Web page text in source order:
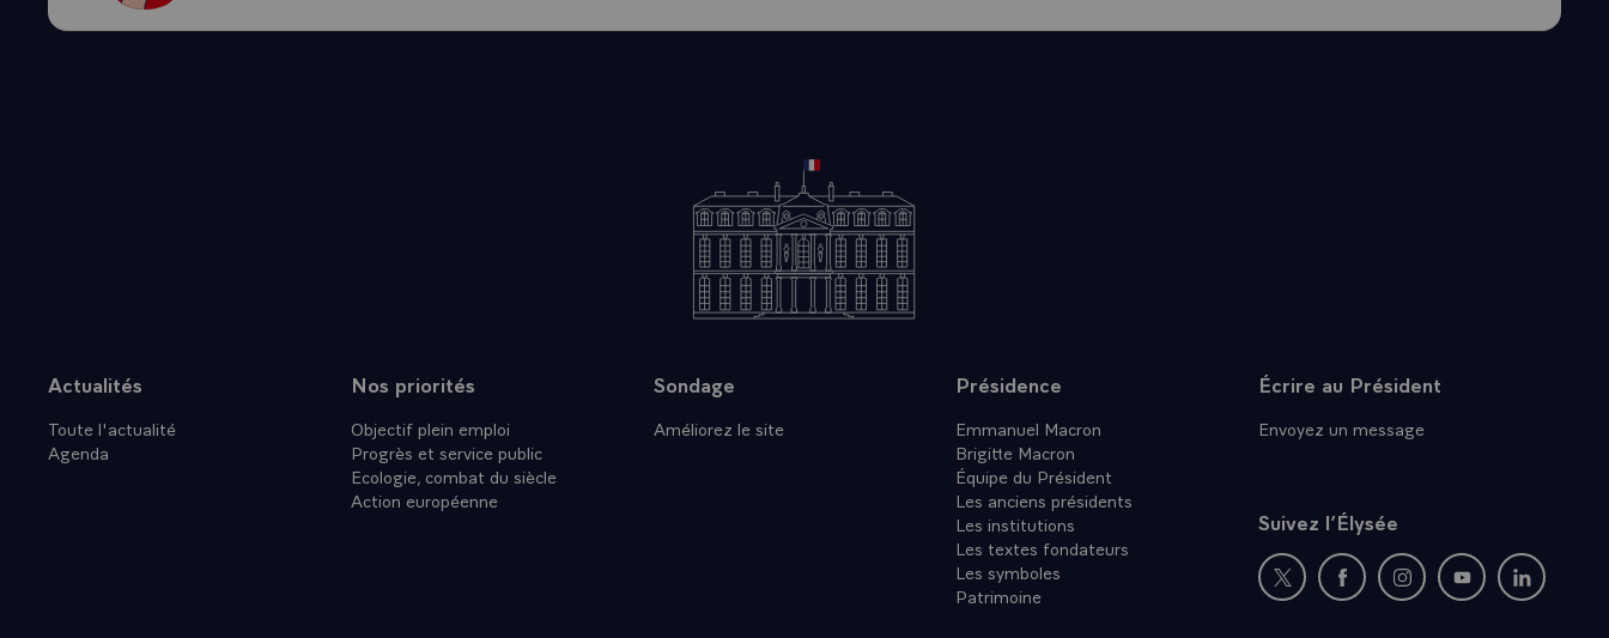
Plan du site
Actualités
Toute l'actualité
Agenda
Nos priorités
Objectif plein emploi
Progrès et service public
Ecologie, combat du siècle
Action européenne
Sondage
Améliorez le site
Présidence
Emmanuel Macron
Brigitte Macron
Équipe du Président
Les anciens présidents
Les institutions
Les textes fondateurs
Les symboles
Patrimoine
Écrire au Président
Envoyez un message
Suivez l’Élysée
Nouvelle fenêtre : rejoignez-nous sur
Nouvelle fenêtre : rejoignez-nous
Nouvelle fenêtre :
Nouvelle fenêtre :
Nouvelle